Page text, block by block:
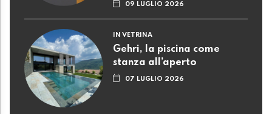
09 LUGLIO 2026
IN VETRINA
Gehri, la piscina come
stanza all’aperto
07 LUGLIO 2026